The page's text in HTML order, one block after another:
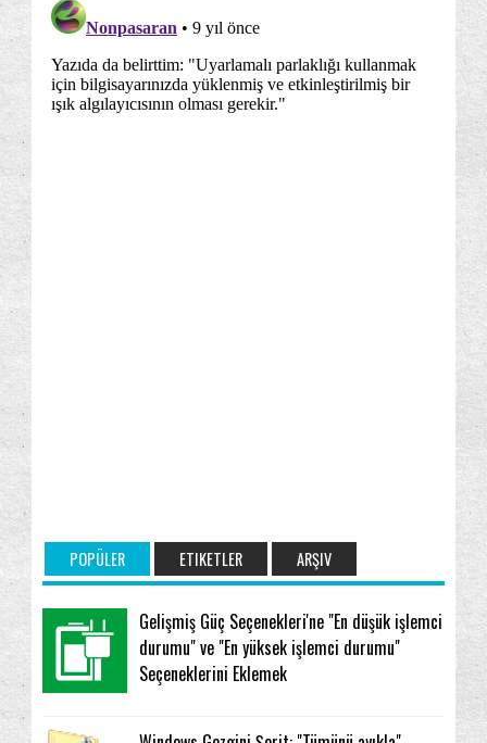
POPÜLER ETIKETLER ARŞIV
Gelişmiş Güç Seçenekleri'ne "En düşük işlemci
durumu" ve "En yüksek işlemci durumu"
Seçeneklerini Eklemek